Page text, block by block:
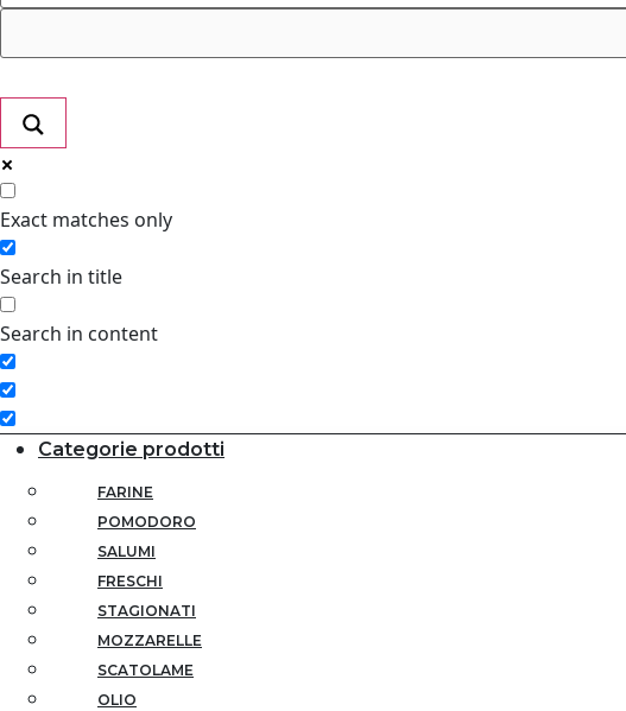
Exact matches only
Search in title
Search in content
Categorie prodotti
FARINE
POMODORO
SALUMI
FRESCHI
STAGIONATI
MOZZARELLE
SCATOLAME
OLIO